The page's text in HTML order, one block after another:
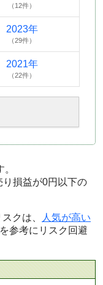
（12件）
2023年
（29件）
2021年
（22件）
損益が0円以下の
クは、
人気が高い
を参考にリスク回避